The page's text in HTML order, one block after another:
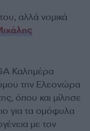
αλλά νομικά
Καλημέρα
την Ελεονώρα
όπου και μίλησε
για τα ομόφυλα
με τον